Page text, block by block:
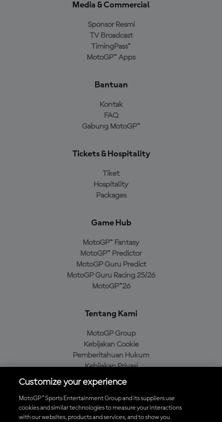
Media & Commercial
Sponsor Resmi
TV Broadcast
TimingPass™
MotoGP™ Apps
Bantuan
Kontak
FAQ
Gabung MotoGP™
Tickets & Hospitality
Tiket
Hospitality
Packages
Game Hub
MotoGP™ Fantasy
MotoGP™ Predictor
MotoGP Guru Predict
MotoGP Guru Racing 25/26
MotoGP™26
Tentang Kami
MotoGP Group
Kebijakan Cookie
Pemberitahuan Hukum
Kebijakan Privasi
Kebijakan Pembelian
Unduh Aplikasi Resmi MotoGP™
Customize your experience
MotoGP™ Sports Entertainment Group and its suppliers use
cookies and similar technologies to measure your interactions
with our websites, products and services, and to show you